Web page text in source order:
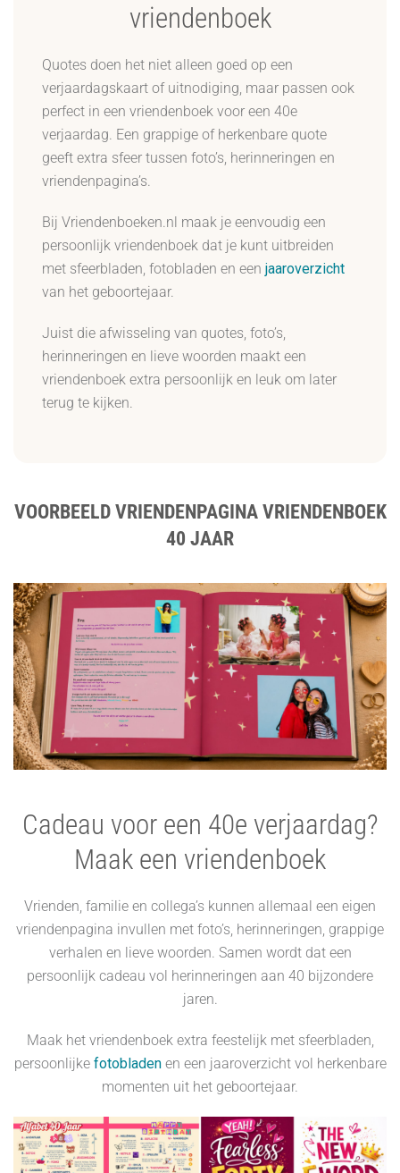
vriendenboek
Quotes doen het niet alleen goed op een
verjaardagskaart of uitnodiging, maar passen ook
perfect in een vriendenboek voor een 40e
verjaardag. Een grappige of herkenbare quote
geeft extra sfeer tussen foto’s, herinneringen en
vriendenpagina’s.
Bij Vriendenboeken.nl maak je eenvoudig een
persoonlijk vriendenboek dat je kunt uitbreiden
met sfeerbladen, fotobladen en een jaaroverzicht
van het geboortejaar.
Juist die afwisseling van quotes, foto’s,
herinneringen en lieve woorden maakt een
vriendenboek extra persoonlijk en leuk om later
terug te kijken.
VOORBEELD VRIENDENPAGINA VRIENDENBOEK
40 JAAR
Cadeau voor een 40e verjaardag?
Maak een vriendenboek
Vrienden, familie en collega’s kunnen allemaal een eigen
vriendenpagina invullen met foto’s, herinneringen, grappige
verhalen en lieve woorden. Samen wordt dat een
persoonlijk cadeau vol herinneringen aan 40 bijzondere
jaren.
Maak het vriendenboek extra feestelijk met sfeerbladen,
persoonlijke fotobladenen een jaaroverzicht vol herkenbare
momenten uit het geboortejaar.